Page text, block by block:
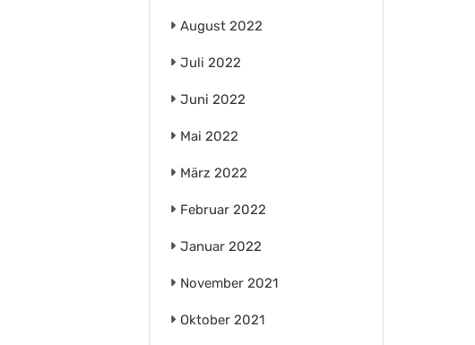
August 2022
Juli 2022
Juni 2022
Mai 2022
März 2022
Februar 2022
Januar 2022
November 2021
Oktober 2021